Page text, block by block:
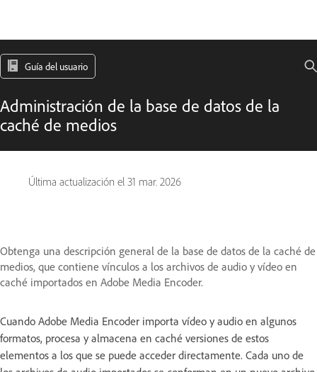
Guía del usuario
Administración de la base de datos de la
caché de medios
Última actualización el 31 mar. 2026
Obtenga una descripción general de la base de datos de la caché de
medios, que contiene vínculos a los archivos de audio y vídeo en
caché importados en Adobe Media Encoder.
Cuando Adobe Media Encoder importa vídeo y audio en algunos
formatos, procesa y almacena en caché versiones de estos
elementos a los que se puede acceder directamente. Cada uno de